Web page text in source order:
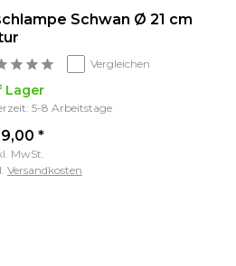
Schwan Ø 21 cm
Vergleichen
Lager
5-8 Arbeitstage
*
MwSt.
Versandkosten